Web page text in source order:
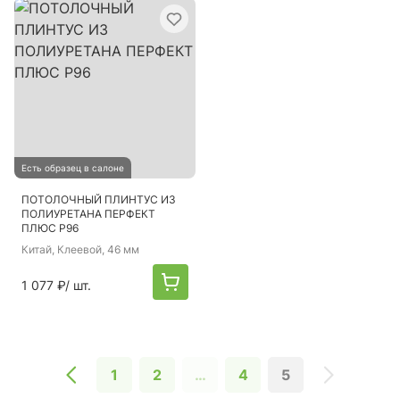
Есть образец в салоне
ПОТОЛОЧНЫЙ ПЛИНТУС ИЗ
ПОЛИУРЕТАНА ПЕРФЕКТ
ПЛЮС P96
Китай, Клеевой, 46 мм
1 077 ₽/ шт.
1 2 … 4 5